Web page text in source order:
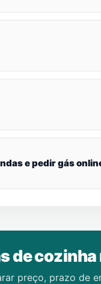
e pedir gás
de
preço, prazo de